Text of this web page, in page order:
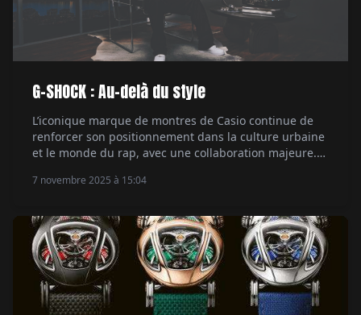
G-SHOCK : Au-delà du style
L’iconique marque de montres de Casio continue de
renforcer son positionnement dans la culture urbaine
et le monde du rap, avec une collaboration majeure.
musicale actuelle, devient son ambassadeur. Un
de la Batte.
7 novembre 2025 à 15:04